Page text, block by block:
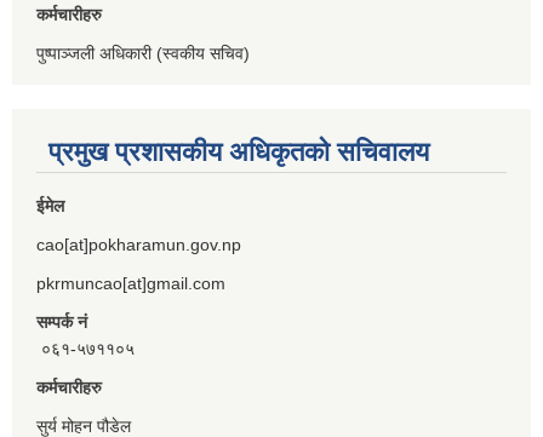
कर्मचारीहरु
पुष्पाञ्जली अधिकारी (स्वकीय सचिव)
प्रमुख प्रशासकीय अधिकृतको सचिवालय
ईमेल
cao[at]pokharamun.gov.np
pkrmuncao[at]gmail.com
सम्पर्क नं
०६१-५७११०५
कर्मचारीहरु
सुर्य मोहन पौडेल